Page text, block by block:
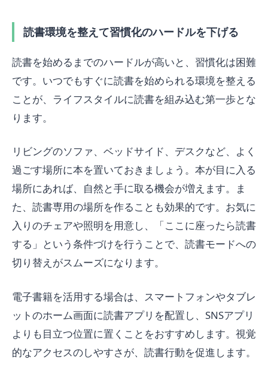
読書環境を整えて習慣化のハードルを下げる
読書を始めるまでのハードルが高いと、習慣化は困難
です。いつでもすぐに読書を始められる環境を整える
ことが、ライフスタイルに読書を組み込む第一歩とな
ります。
リビングのソファ、ベッドサイド、デスクなど、よく
過ごす場所に本を置いておきましょう。本が目に入る
場所にあれば、自然と手に取る機会が増えます。ま
た、読書専用の場所を作ることも効果的です。お気に
入りのチェアや照明を用意し、「ここに座ったら読書
する」という条件づけを行うことで、読書モードへの
切り替えがスムーズになります。
電子書籍を活用する場合は、スマートフォンやタブレ
ットのホーム画面に読書アプリを配置し、SNSアプリ
よりも目立つ位置に置くことをおすすめします。視覚
的なアクセスのしやすさが、読書行動を促進します。